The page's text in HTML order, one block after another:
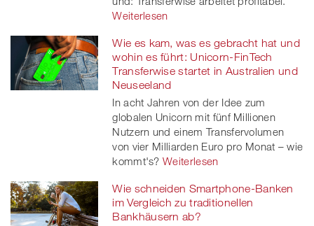
Weiterlesen
Wie es kam, was es gebracht hat und
wohin es führt: Unicorn-FinTech
Transferwise startet in Australien und
Neuseeland
In acht Jahren von der Idee zum
globalen Unicorn mit fünf Millionen
Nutzern und einem Transfervolumen
von vier Milliarden Euro pro Monat – wie
kommt's? Weiterlesen
Wie schneiden Smartphone-Banken
im Vergleich zu traditionellen
Bankhäusern ab?